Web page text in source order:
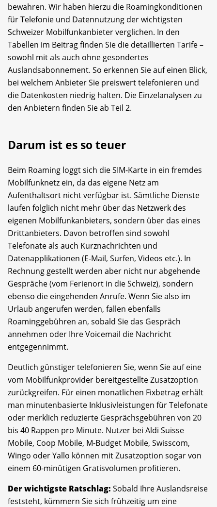
bewahren. Wir haben hierzu die Roamingkonditionen
für Telefonie und Datennutzung der wichtigsten
Schweizer Mobilfunkanbieter verglichen. In den
Tabellen im Beitrag finden Sie die detaillierten Tarife –
sowohl mit als auch ohne gesondertes
Auslandsabonnement. So erkennen Sie auf einen Blick,
bei welchem Anbieter Sie preiswert telefonieren und
die Datenkosten niedrig halten. Die Einzelanalysen zu
den Anbietern finden Sie ab Teil 2.
Darum ist es so teuer
Beim Roaming loggt sich die SIM-Karte in ein fremdes
Mobilfunknetz ein, da das eigene Netz am
Aufenthaltsort nicht verfügbar ist. Sämtliche Dienste
laufen folglich nicht mehr über das Netzwerk des
eigenen Mobilfunkanbieters, sondern über das eines
Drittanbieters. Davon betroffen sind sowohl
Telefonate als auch Kurznachrichten und
Datenapplikationen (E-Mail, Surfen, Videos etc.). In
Rechnung gestellt werden aber nicht nur abgehende
Gespräche (vom Ferienort in die Schweiz), sondern
ebenso die eingehenden Anrufe. Wenn Sie also im
Urlaub angerufen werden, fallen ebenfalls
Roaminggebühren an, sobald Sie das Gespräch
annehmen oder Ihre Voicemail die Nachricht
entgegennimmt.
Deutlich günstiger telefonieren Sie, wenn Sie auf eine
vom Mobilfunkprovider bereitgestellte Zusatzoption
zurückgreifen. Für einen monatlichen Fixbetrag erhält
man minutenbasierte Inklusivleistungen für Telefonate
oder merklich reduzierte Gesprächsgebühren von 20
bis 40 Rappen pro Minute. Nutzer bei Aldi Suisse
Mobile, Coop Mobile, M-Budget Mobile, Swisscom,
Wingo oder Yallo können mit Zusatzoption sogar von
einem 60-minütigen Gratisvolumen profitieren.
Der wichtigste Ratschlag: Sobald Ihre Auslandsreise
feststeht, kümmern Sie sich frühzeitig um eine